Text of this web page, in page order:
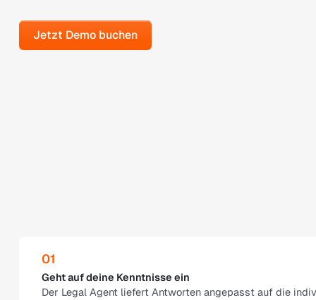
Jetzt Demo buchen
Jetzt Demo buchen
Kenntnisse. Stets verknüpft mit den